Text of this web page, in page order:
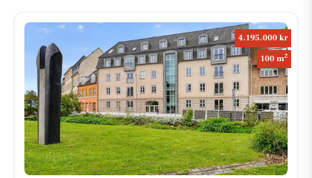
4.195.000 kr
100 m2